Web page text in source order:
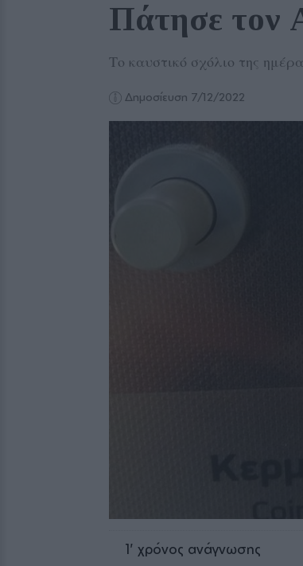
Πάτησε τον
Το καυστικό σχόλιο της
Δημοσίευση 7/12/2022
1' χρόνος ανάγνωσης